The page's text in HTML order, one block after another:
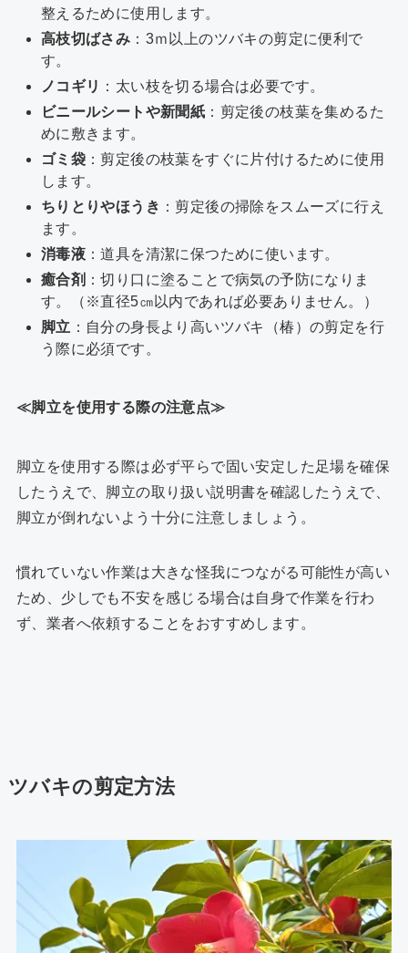
整えるために使用します。
高枝切ばさみ ：3ｍ以上のツバキの剪定に便利で
す。
ノコギリ ：太い枝を切る場合は必要です。
ビニールシートや新聞紙 ：剪定後の枝葉を集めるた
めに敷きます。
ゴミ袋 ：剪定後の枝葉をすぐに片付けるために使用
します。
ちりとりやほうき ：剪定後の掃除をスムーズに行え
ます。
消毒液 ：道具を清潔に保つために使います。
癒合剤 ：切り口に塗ることで病気の予防になりま
す。（※直径5㎝以内であれば必要ありません。）
脚立 ：自分の身長より高いツバキ（椿）の剪定を行
う際に必須です。
≪脚立を使用する際の注意点≫
脚立を使用する際は必ず平らで固い安定した足場を確保
したうえで、脚立の取り扱い説明書を確認したうえで、
脚立が倒れないよう十分に注意しましょう。
慣れていない作業は大きな怪我につながる可能性が高い
ため、少しでも不安を感じる場合は自身で作業を行わ
ず、業者へ依頼することをおすすめします。
ツバキの剪定方法